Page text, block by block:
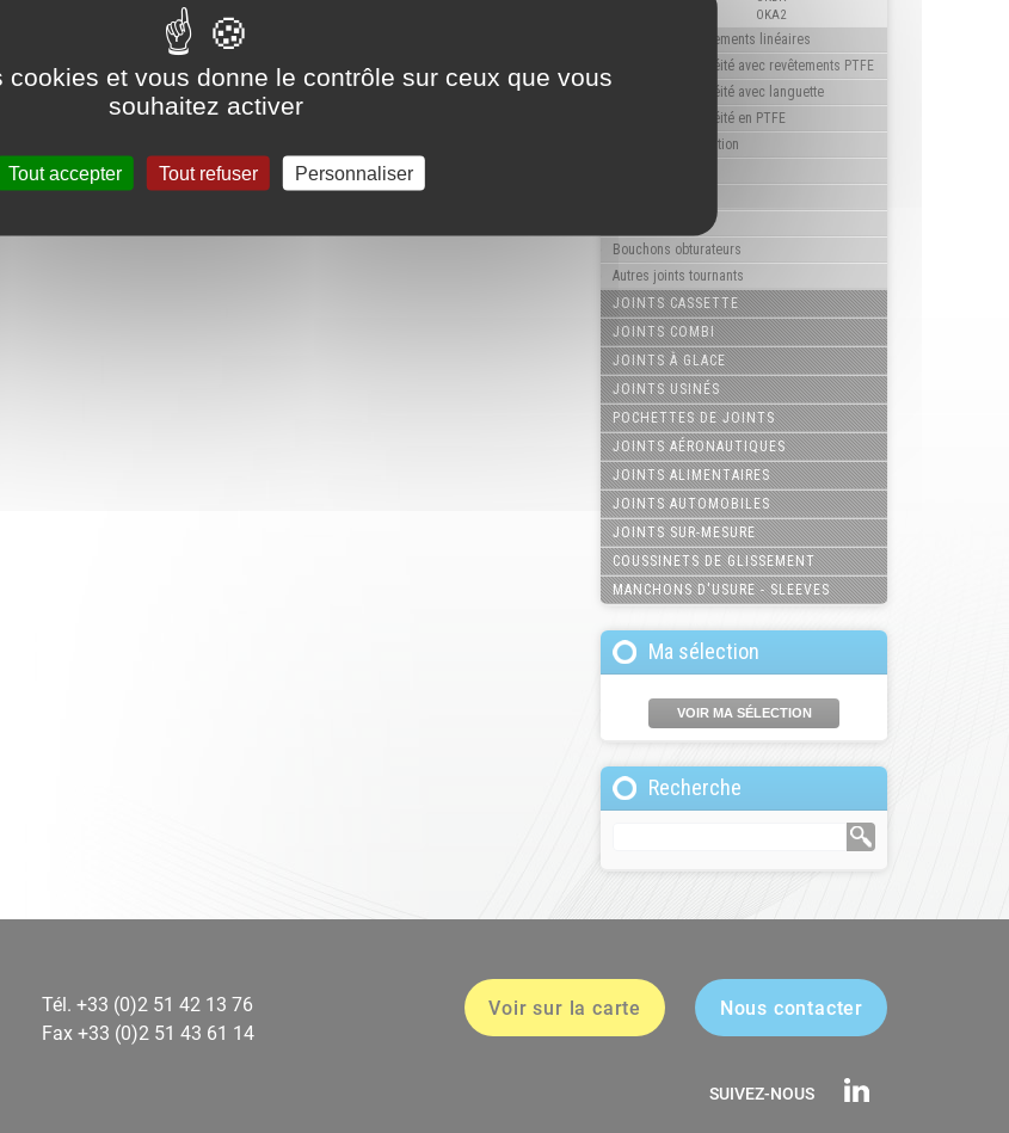
OKA2
Joints pour mouvements linéaires
Bagues d'étanchéité avec revêtements PTFE
Bagues d'étanchéité avec languette
Bagues d'étanchéité en PTFE
Bagues d'articulation
Bouchons obturateurs
Autres joints tournants
JOINTS CASSETTE
JOINTS COMBI
JOINTS À GLACE
JOINTS USINÉS
POCHETTES DE JOINTS
JOINTS AÉRONAUTIQUES
JOINTS ALIMENTAIRES
JOINTS AUTOMOBILES
JOINTS SUR-MESURE
COUSSINETS DE GLISSEMENT
MANCHONS D'USURE - SLEEVES
Ma sélection
VOIR MA SÉLECTION
Recherche
Tél. +33 (0)2 51 42 13 76
Fax +33 (0)2 51 43 61 14
Voir sur la carte Nous contacter
SUIVEZ-NOUS
cookies et vous donne le contrôle sur ceux que vous
souhaitez activer
Tout accepter Tout refuser Personnaliser